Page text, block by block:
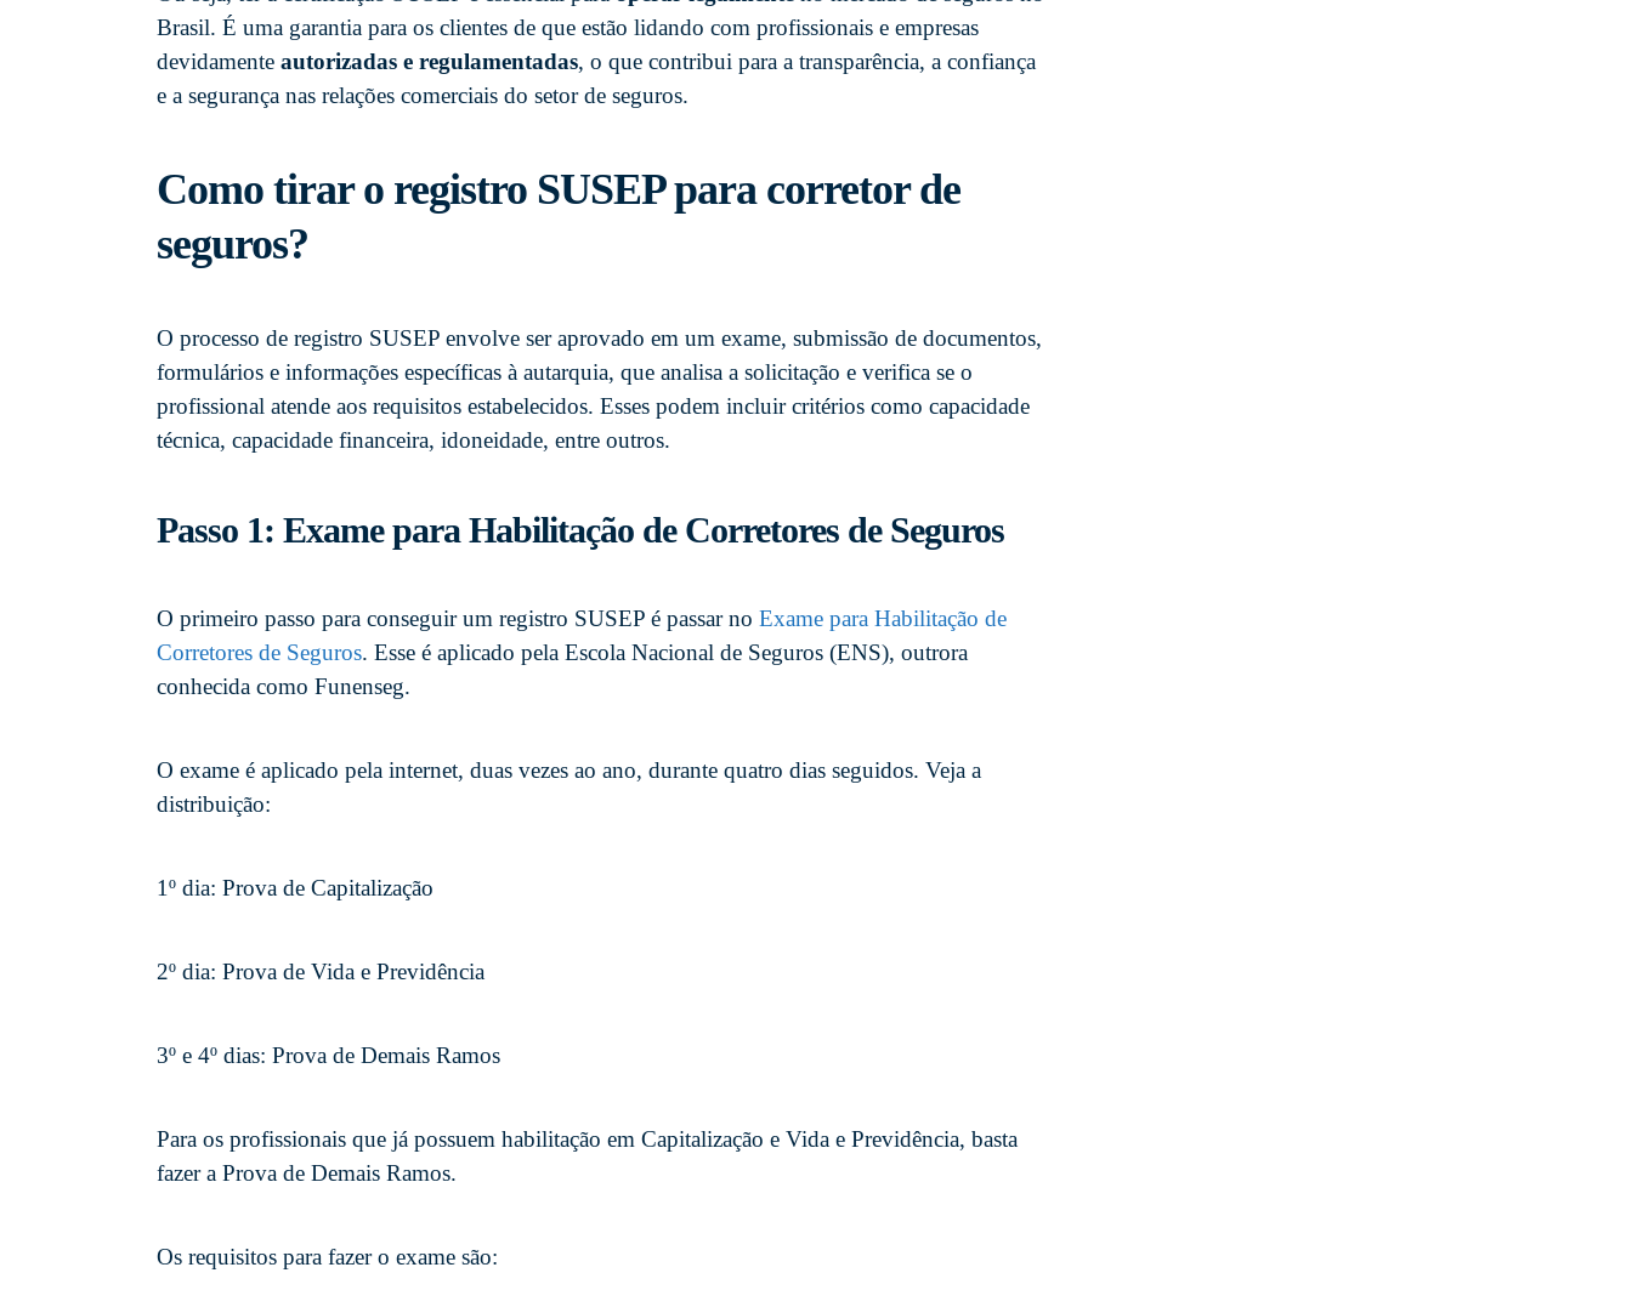
Brasil. É uma garantia para os clientes de que estão lidando com profissionais e empresas
devidamente autorizadas e regulamentadas, o que contribui para a transparência, a confiança
e a segurança nas relações comerciais do setor de seguros.
Como tirar o registro SUSEP para corretor de
seguros?
O processo de registro SUSEP envolve ser aprovado em um exame, submissão de documentos,
formulários e informações específicas à autarquia, que analisa a solicitação e verifica se o
profissional atende aos requisitos estabelecidos. Esses podem incluir critérios como capacidade
técnica, capacidade financeira, idoneidade, entre outros.
Passo 1: Exame para Habilitação de Corretores de Seguros
O primeiro passo para conseguir um registro SUSEP é passar no Exame para Habilitação de
Corretores de Seguros. Esse é aplicado pela Escola Nacional de Seguros (ENS), outrora
conhecida como Funenseg.
O exame é aplicado pela internet, duas vezes ao ano, durante quatro dias seguidos. Veja a
distribuição:
1º dia: Prova de Capitalização
2º dia: Prova de Vida e Previdência
3º e 4º dias: Prova de Demais Ramos
Para os profissionais que já possuem habilitação em Capitalização e Vida e Previdência, basta
fazer a Prova de Demais Ramos.
Os requisitos para fazer o exame são: